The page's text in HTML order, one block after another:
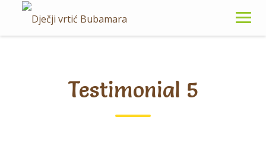
content
Testimonial 5